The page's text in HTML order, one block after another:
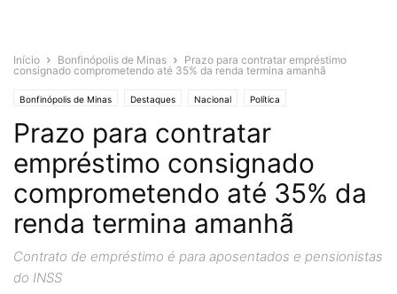
Início Bonfinópolis de Minas
Prazo para contratar empréstimo
consignado comprometendo até 35% da renda termina amanhã
Bonfinópolis de Minas Destaques Nacional Política
Prazo para contratar
empréstimo consignado
comprometendo até 35% da
renda termina amanhã
Contrato de empréstimo é para aposentados e pensionistas
do INSS